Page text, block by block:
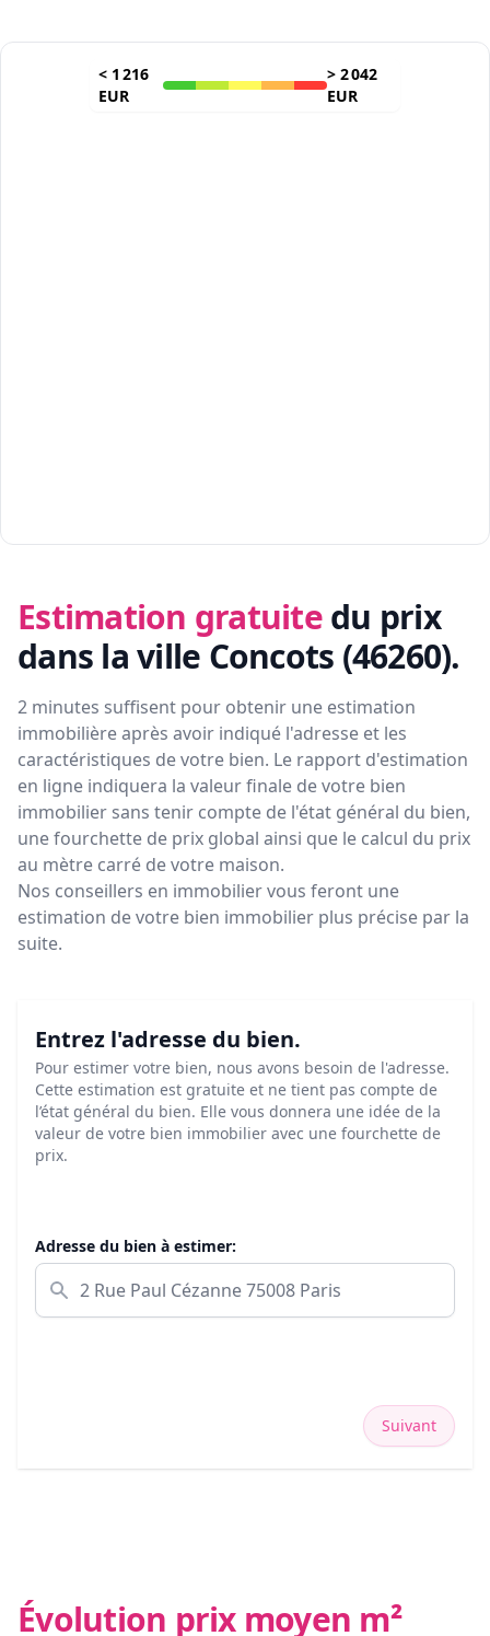
< 1 216
EUR
> 2 042
EUR
Estimation gratuite du prix
dans la ville Concots (46260).
2 minutes suffisent pour obtenir une estimation
immobilière après avoir indiqué l'adresse et les
caractéristiques de votre bien. Le rapport d'estimation
en ligne indiquera la valeur finale de votre bien
immobilier sans tenir compte de l'état général du bien,
une fourchette de prix global ainsi que le calcul du prix
au mètre carré de votre maison.
Nos conseillers en immobilier vous feront une
estimation de votre bien immobilier plus précise par la
suite.
Entrez l'adresse du bien.
Pour estimer votre bien, nous avons besoin de l'adresse.
Cette estimation est gratuite et ne tient pas compte de
l’état général du bien. Elle vous donnera une idée de la
valeur de votre bien immobilier avec une fourchette de
prix.
Adresse du bien à estimer:
Suivant
Évolution prix moyen m²